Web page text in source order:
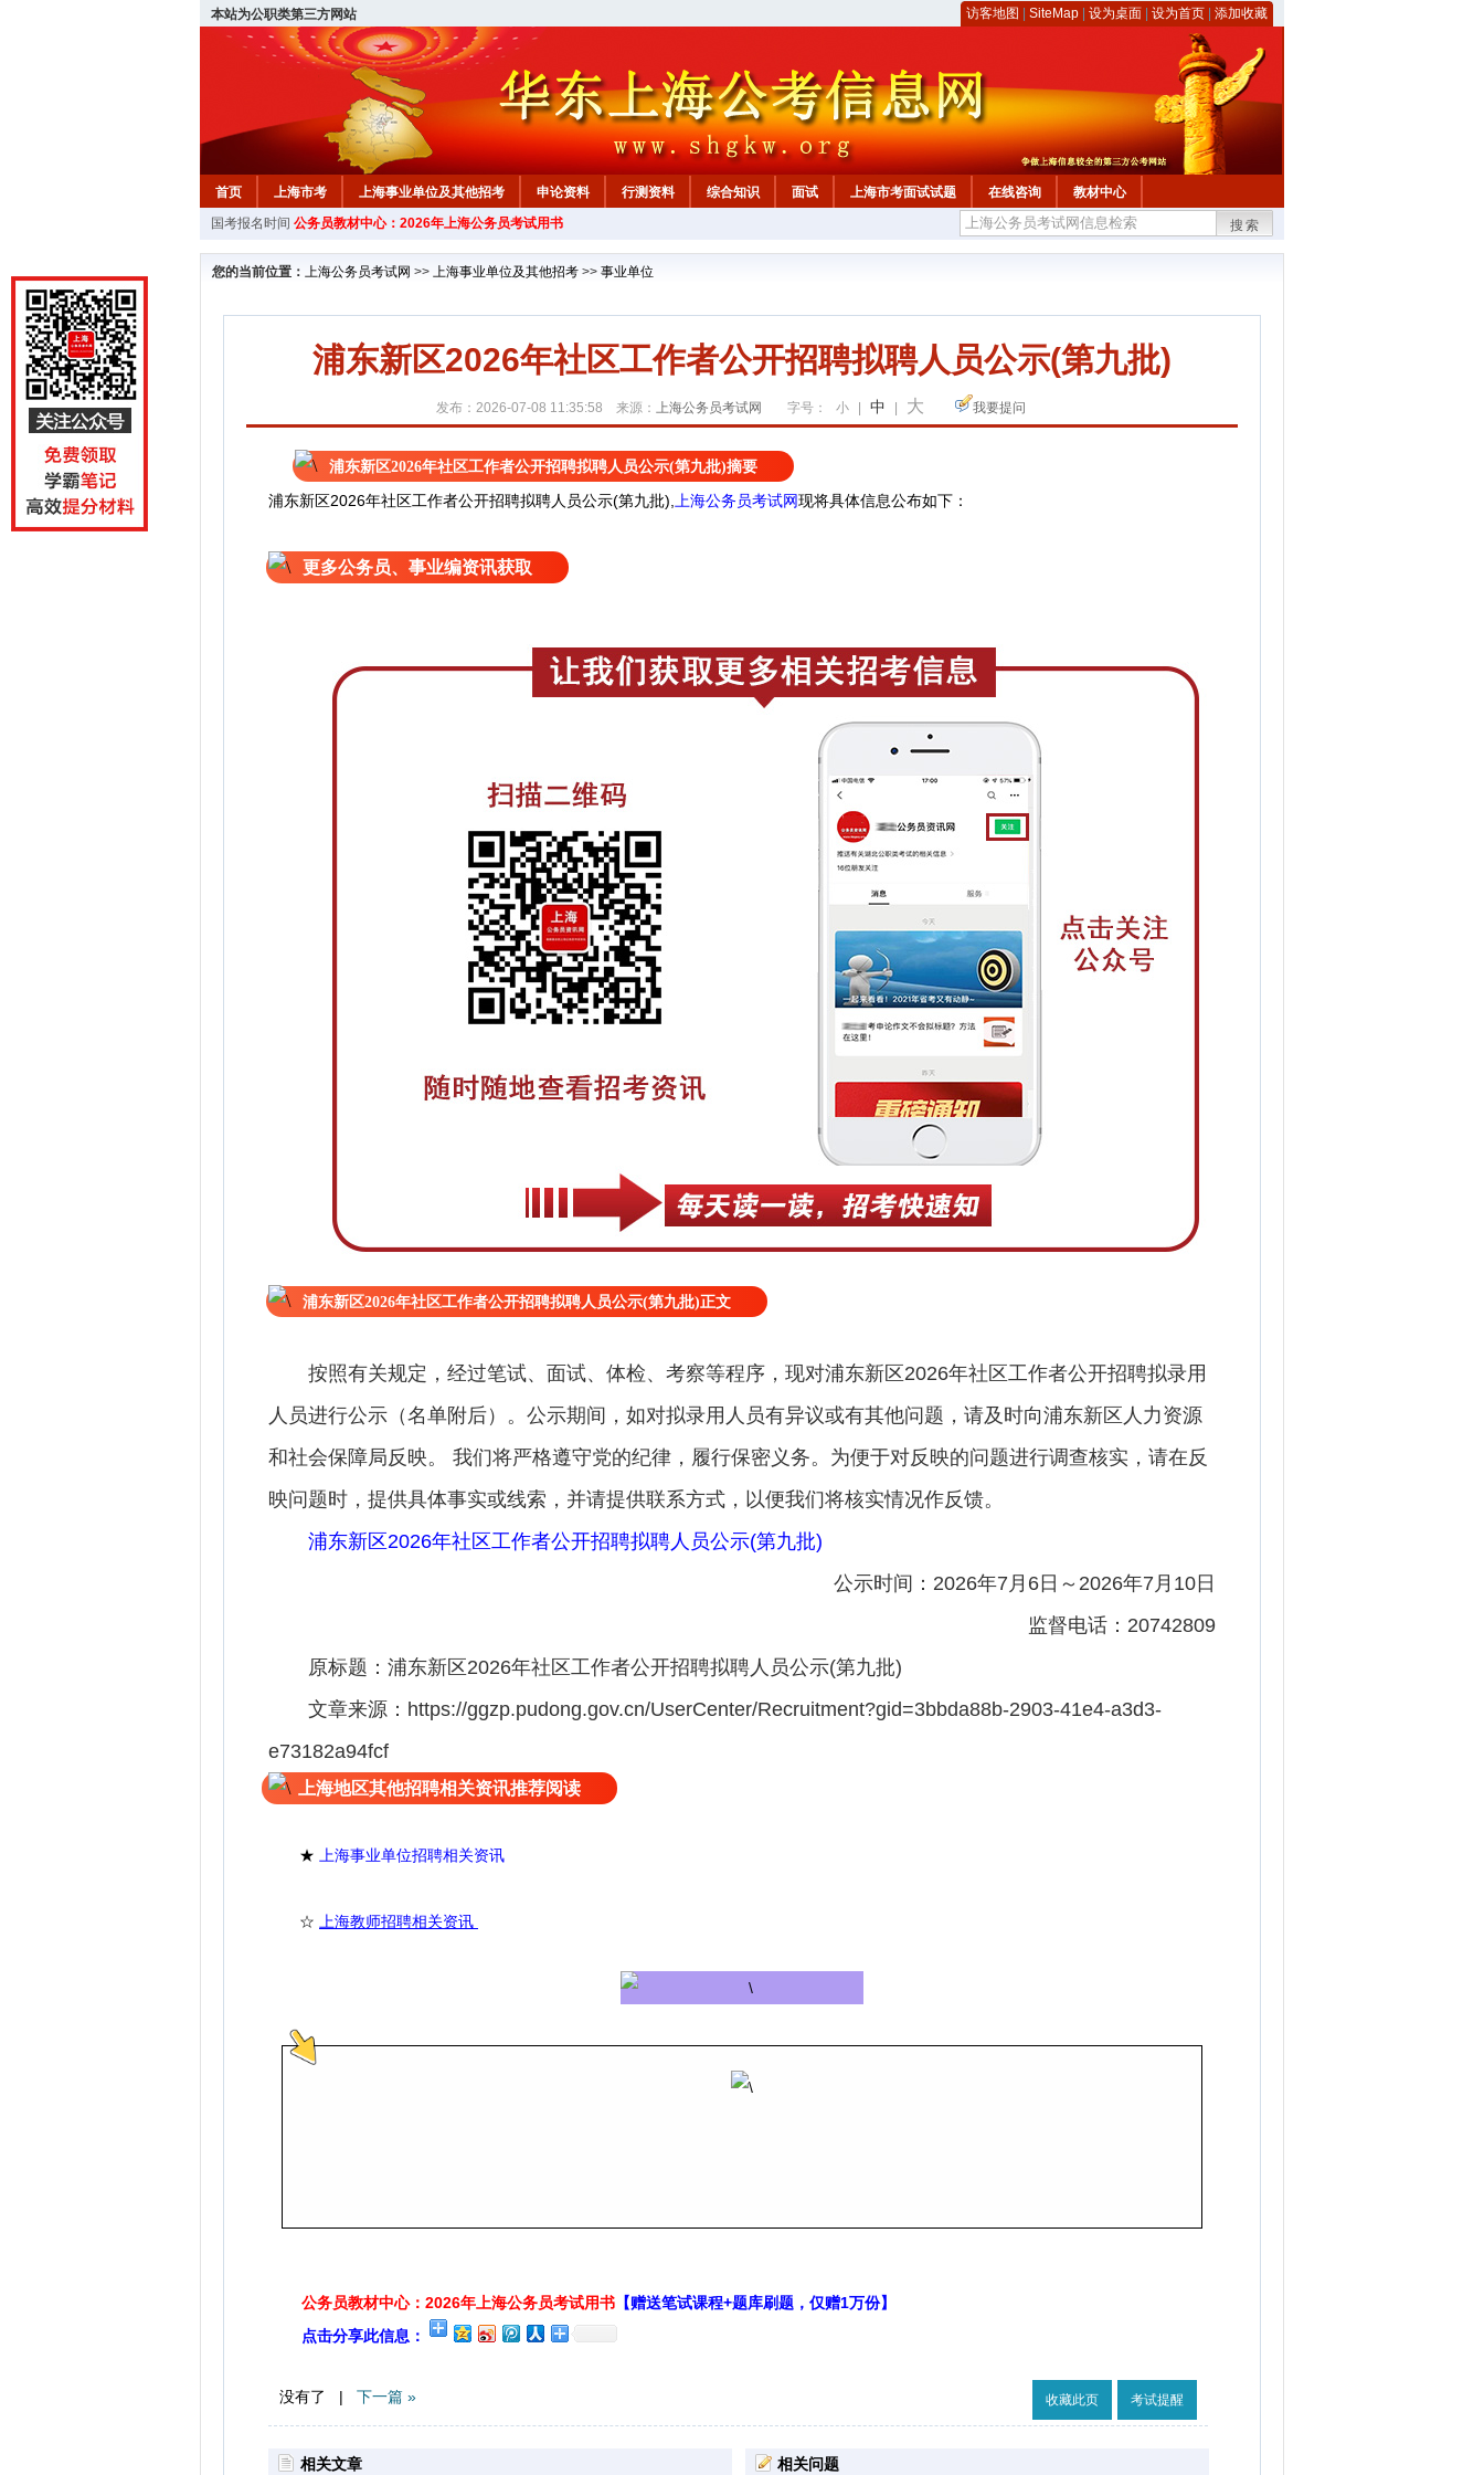
本站为公职类第三方网站 访客地图 SiteMap 设为桌面 设为首页 添加收藏
首页 上海市考 上海事业单位及其他招考 申论资料 行测资料 综合知识 面试 上海市考面试试题 在线咨询
教材中心
国考报名时间 公务员教材中心：2026年上海公务员考试用书 搜索
您的当前位置： 上海公务员考试网 >> 上海事业单位及其他招考 >> 事业单位
浦东新区2026年社区工作者公开招聘拟聘人员公示(第九批)
发布：2026-07-08 11:35:58 来源： 上海公务员考试网 字号： 小 中 大 我要提问
浦东新区2026年社区工作者公开招聘拟聘人员公示(第九批)摘要
浦东新区2026年社区工作者公开招聘拟聘人员公示(第九批), 上海公务员考试网 现将具体信息公布如下：
更多公务员、事业编资讯获取
浦东新区2026年社区工作者公开招聘拟聘人员公示(第九批)正文
按照有关规定，经过笔试、面试、体检、考察等程序，现对浦东新区2026年社区工作者公开招聘拟录用
人员进行公示（名单附后）。公示期间，如对拟录用人员有异议或有其他问题，请及时向浦东新区人力资源
和社会保障局反映。 我们将严格遵守党的纪律，履行保密义务。为便于对反映的问题进行调查核实，请在反
映问题时，提供具体事实或线索，并请提供联系方式，以便我们将核实情况作反馈。
浦东新区2026年社区工作者公开招聘拟聘人员公示(第九批)
公示时间：2026年7月6日～2026年7月10日
监督电话：20742809
原标题：浦东新区2026年社区工作者公开招聘拟聘人员公示(第九批)
文章来源：https://ggzp.pudong.gov.cn/UserCenter/Recruitment?gid=3bbda88b-2903-41e4-a3d3-
e73182a94fcf
上海地区其他招聘相关资讯推荐阅读
★ 上海事业单位招聘相关资讯
☆ 上海教师招聘相关资讯
公务员教材中心：2026年上海公务员考试用书 【赠送笔试课程+题库刷题，仅赠1万份】
点击分享此信息：
没有了 | 下一篇 » 收藏此页 考试提醒
相关文章 相关问题